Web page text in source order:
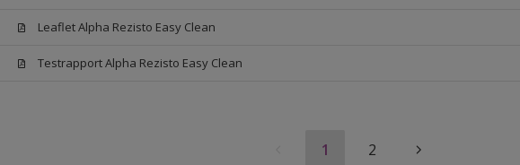
Leaflet Alpha Rezisto Easy Clean
Testrapport Alpha Rezisto Easy Clean
1 2